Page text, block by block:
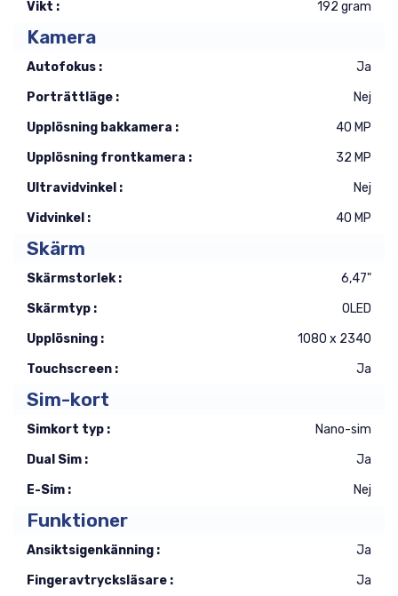
Vikt : 192 gram
Kamera
Autofokus :
Ja
Porträttläge :
Nej
Upplösning bakkamera :
40 MP
Upplösning frontkamera :
32 MP
Ultravidvinkel :
Nej
Vidvinkel :
40 MP
Skärm
Skärmstorlek :
6,47"
Skärmtyp :
OLED
Upplösning :
1080 x 2340
Touchscreen :
Ja
Sim-kort
Simkort typ :
Nano-sim
Dual Sim :
Ja
E-Sim :
Nej
Funktioner
Ansiktsigenkänning :
Ja
Fingeravtrycksläsare :
Ja